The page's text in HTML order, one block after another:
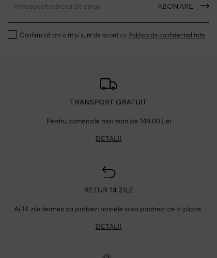
ABONARE
Confirm că am citit și sunt de acord cu Politica de confidentialitate
TRANSPORT GRATUIT
Pentru comenzile mai mari de 149.00 Lei
DETALII
RETUR 14 ZILE
Ai 14 zile termen sa probezi hainele si sa pastrezi ce iti place.
DETALII